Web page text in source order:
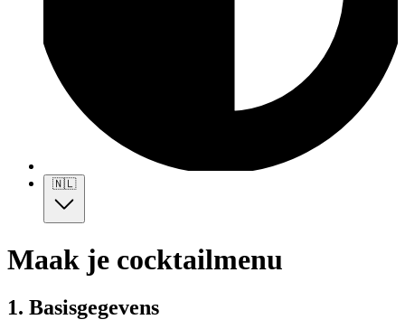
🇳🇱
Maak je cocktailmenu
1. Basisgegevens